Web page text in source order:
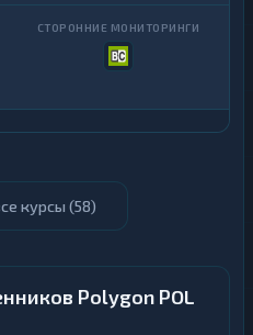
курсы (58)
Polygon POL